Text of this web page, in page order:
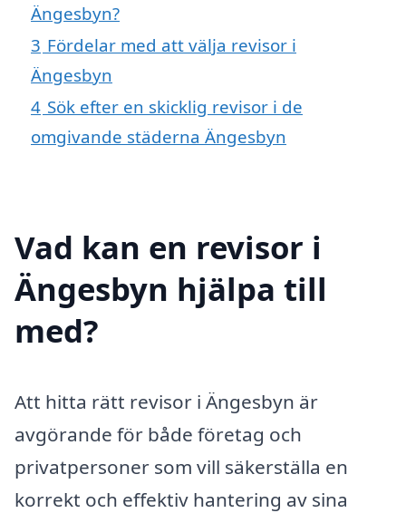
Ängesbyn?
3 Fördelar med att välja revisor i
Ängesbyn
4 Sök efter en skicklig revisor i de
omgivande städerna Ängesbyn
Vad kan en revisor i
Ängesbyn hjälpa till
med?
Att hitta rätt revisor i Ängesbyn är
avgörande för både företag och
privatpersoner som vill säkerställa en
korrekt och effektiv hantering av sina